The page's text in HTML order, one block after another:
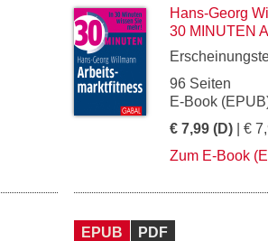
Hans-Georg
30 MINUTEN
96 Seiten
E-Book
€ 7,99 (D) | €
Zum E-Book
EPUB
PDF